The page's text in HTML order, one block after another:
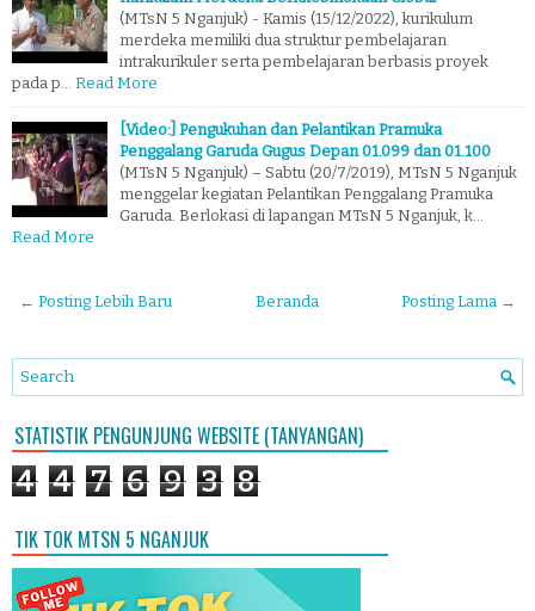
(MTsN 5 Nganjuk) - Kamis (15/12/2022), kurikulum
merdeka memiliki dua struktur pembelajaran
intrakurikuler serta pembelajaran berbasis proyek
pada p…
Read More
[Video:] Pengukuhan dan Pelantikan Pramuka
Penggalang Garuda Gugus Depan 01.099 dan 01.100
(MTsN 5 Nganjuk) – Sabtu (20/7/2019), MTsN 5 Nganjuk
menggelar kegiatan Pelantikan Penggalang Pramuka
Garuda. Berlokasi di lapangan MTsN 5 Nganjuk, k…
Read More
← Posting Lebih Baru Posting Lama →
Beranda
STATISTIK PENGUNJUNG WEBSITE (TANYANGAN)
4 4 7 6 9 3 8
TIK TOK MTSN 5 NGANJUK